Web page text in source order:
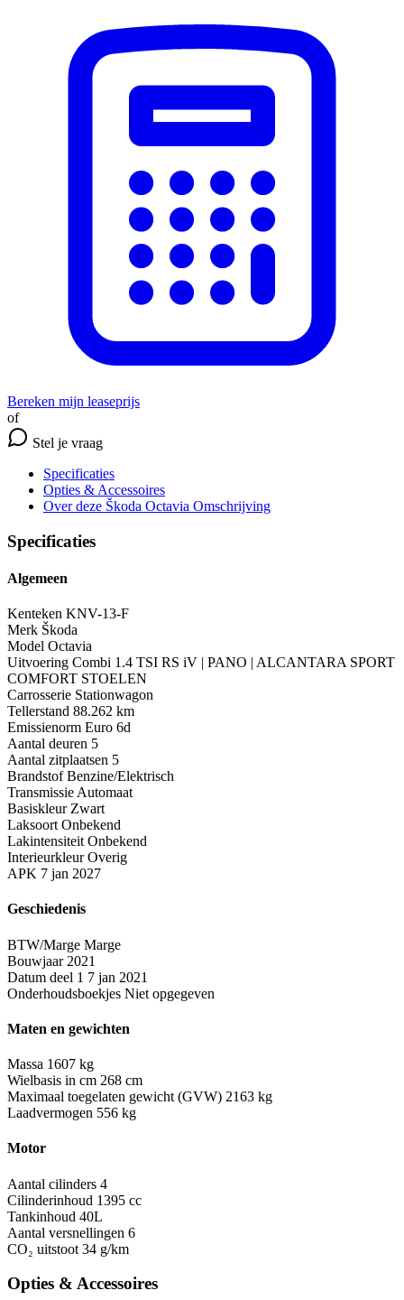
Bereken mijn leaseprijs
of
Stel je vraag
Specificaties
Opties & Accessoires
Over deze Škoda Octavia Omschrijving
Specificaties
Algemeen
Kenteken KNV-13-F
Merk Škoda
Model Octavia
Uitvoering Combi 1.4 TSI RS iV | PANO | ALCANTARA SPORT
COMFORT STOELEN
Carrosserie Stationwagon
Tellerstand 88.262 km
Emissienorm Euro 6d
Aantal deuren 5
Aantal zitplaatsen 5
Brandstof Benzine/Elektrisch
Transmissie Automaat
Basiskleur Zwart
Laksoort Onbekend
Lakintensiteit Onbekend
Interieurkleur Overig
APK 7 jan 2027
Geschiedenis
BTW/Marge Marge
Bouwjaar 2021
Datum deel 1 7 jan 2021
Onderhoudsboekjes Niet opgegeven
Maten en gewichten
Massa 1607 kg
Wielbasis in cm 268 cm
Maximaal toegelaten gewicht (GVW) 2163 kg
Laadvermogen 556 kg
Motor
Aantal cilinders 4
Cilinderinhoud 1395 cc
Tankinhoud 40L
Aantal versnellingen 6
CO₂ uitstoot 34 g/km
Opties & Accessoires